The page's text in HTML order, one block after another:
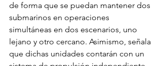
de forma que se puedan mantener dos
submarinos en operaciones
simultáneas en dos escenarios, uno
lejano y otro cercano. Asimismo, señala
que dichas unidades contarán con un